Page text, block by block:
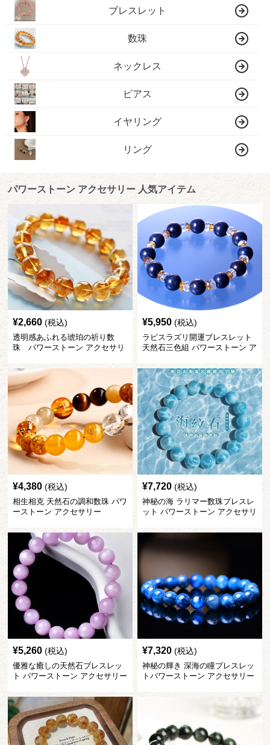
ブレスレット
数珠
ネックレス
ピアス
イヤリング
リング
パワーストーン アクセサリー 人気アイテム
¥2,660 (税込)
透明感あふれる琥珀の祈り数
珠 パワーストーン アクセサリ
¥5,950 (税込)
ラピスラズリ開運ブレスレット
天然石三色組 パワーストーン ア
¥4,380 (税込)
相生相克 天然石の調和数珠 パワ
ーストーン アクセサリー
¥7,720 (税込)
神秘の海 ラリマー数珠ブレスレ
ット パワーストーン アクセサリ
¥5,260 (税込)
優雅な癒しの天然石ブレスレッ
ト パワーストーン アクセサリー
¥7,320 (税込)
神秘の輝き 深海の瞳ブレスレッ
トパワーストーン アクセサリー